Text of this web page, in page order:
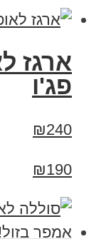
ארגז
פג'ו
₪240
₪190